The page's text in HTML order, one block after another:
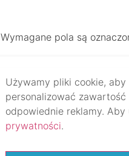
Wymagane pola są
Używamy pliki cookie,
personalizować
odpowiednie reklamy.
prywatności.